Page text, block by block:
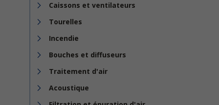
Caissons et ventilateurs
Tourelles
Incendie
Bouches et diffuseurs
Traitement d'air
Acoustique